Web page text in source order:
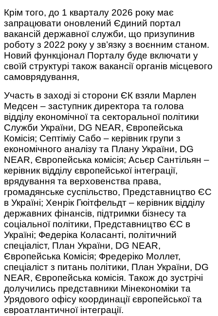
Крім того, до 1 кварталу 2026 року має
запрацювати оновлений Єдиний портал
вакансій державної служби, що призупинив
роботу з 2022 року у зв’язку з воєнним станом.
Новий функціонал Порталу буде включати у
своїй структурі також вакансії органів місцевого
самоврядування,
Участь в заході зі сторони ЄК взяли Марлен
Медсен – заступник директора та голова
відділу економічної та секторальної політики
Служби України, DG NEAR, Європейська
Комісія; Септіміу Сабо – керівник групи з
економічного аналізу та Плану України, DG
NEAR, Європейська комісія; Асьєр Сантільян –
керівник відділу європейської інтеграції,
врядування та верховенства права,
громадянське суспільство, Представництво ЄС
в Україні; Хенрік Гюітфельдт – керівник відділу
державних фінансів, підтримки бізнесу та
соціальної політики, Представництво ЄС в
Україні; Федеріка Коласанті, політичний
спеціаліст, План України, DG NEAR,
Європейська Комісія; Фредеріко Моллет,
спеціаліст з питань політики, План України, DG
NEAR, Європейська комісія. Також до зустрічі
долучились представники Мінекономіки та
Урядового офісу координації європейської та
євроатлантичної інтеграції.